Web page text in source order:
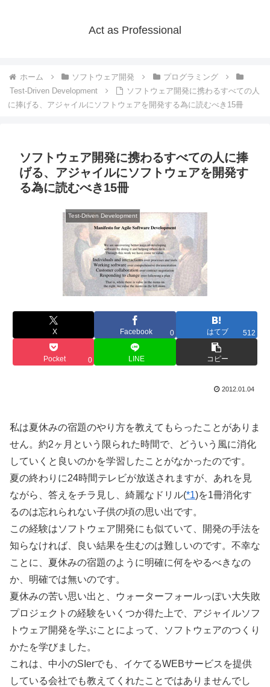
Act as Professional
ホーム ソフトウェア開発
プログラミング
Test-Driven Development
ソフトウェア開発に携わるすべての人
に捧げる、アジャイルにソフトウェアを開発する為に読むべき15冊
ソフトウェア開発に携わるすべての人に捧
げる、アジャイルにソフトウェアを開発す
る為に読むべき15冊
Test-Driven Development
X Facebook 0 はてブ 512
Pocket 0 LINE コピー
2012.01.04
私は夏休みの宿題のやり方を教えてもらったことがありま
せん。約2ヶ月という限られた時間で、どういう風に消化
していくと良いのかを学習したことがなかったのです。
夏の終わりに24時間テレビが放送されますが、あれを見
ながら、答えをチラ見し、綺麗なドリル(*1)を1冊消化す
るのは忘れられない子供の頃の思い出です。
この経験はソフトウェア開発にも似ていて、開発の手法を
知らなければ、良い結果を生むのは難しいのです。不幸な
ことに、夏休みの宿題のように明確に何をやるべきなの
か、明確では無いのです。
夏休みの苦い思い出と、ウォーターフォールっぽい大失敗
プロジェクトの経験をいくつか得た上で、アジャイルソフ
トウェア開発を学ぶことによって、ソフトウェアのつくり
かたを学びました。
これは、中小のSIerでも、イケてるWEBサービスを提供
している会社でも教えてくれたことではありませんでし